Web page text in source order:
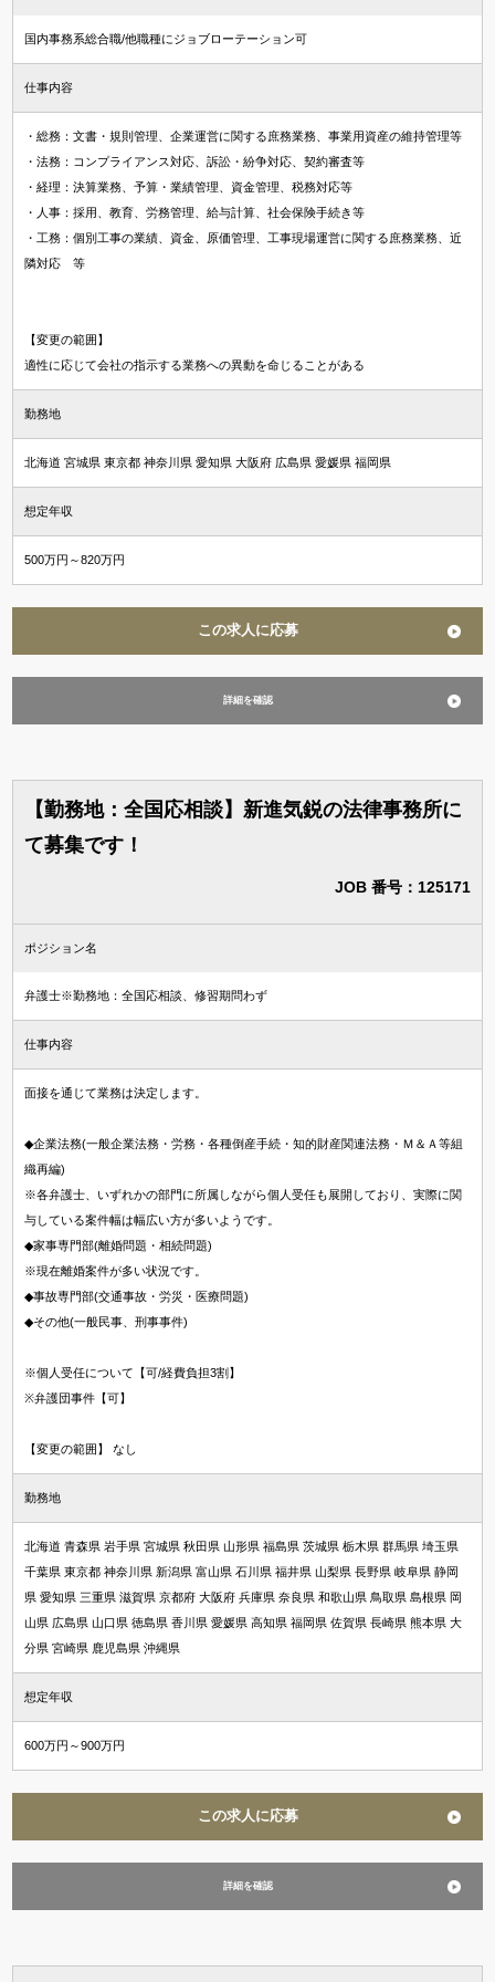
国内事務系総合職/他職種にジョブローテーション可
仕事内容
・総務：文書・規則管理、企業運営に関する庶務業務、事業用資産の維持管理等
・法務：コンプライアンス対応、訴訟・紛争対応、契約審査等
・経理：決算業務、予算・業績管理、資金管理、税務対応等
・人事：採用、教育、労務管理、給与計算、社会保険手続き等
・工務：個別工事の業績、資金、原価管理、工事現場運営に関する庶務業務、近
隣対応 等
【変更の範囲】
適性に応じて会社の指示する業務への異動を命じることがある
勤務地
北海道 宮城県 東京都 神奈川県 愛知県 大阪府 広島県 愛媛県 福岡県
想定年収
500万円～820万円
この求人に応募
詳細を確認
【勤務地：全国応相談】新進気鋭の法律事務所に
て募集です！
JOB 番号：125171
ポジション名
弁護士※勤務地：全国応相談、修習期問わず
仕事内容
面接を通じて業務は決定します。
◆企業法務(一般企業法務・労務・各種倒産手続・知的財産関連法務・Ｍ＆Ａ等組
織再編)
※各弁護士、いずれかの部門に所属しながら個人受任も展開しており、実際に関
与している案件幅は幅広い方が多いようです。
◆家事専門部(離婚問題・相続問題)
※現在離婚案件が多い状況です。
◆事故専門部(交通事故・労災・医療問題)
◆その他(一般民事、刑事事件)
※個人受任について【可/経費負担3割】
※弁護団事件【可】
【変更の範囲】 なし
勤務地
北海道 青森県 岩手県 宮城県 秋田県 山形県 福島県 茨城県 栃木県 群馬県 埼玉県
千葉県 東京都 神奈川県 新潟県 富山県 石川県 福井県 山梨県 長野県 岐阜県 静岡
県 愛知県 三重県 滋賀県 京都府 大阪府 兵庫県 奈良県 和歌山県 鳥取県 島根県 岡
山県 広島県 山口県 徳島県 香川県 愛媛県 高知県 福岡県 佐賀県 長崎県 熊本県 大
分県 宮崎県 鹿児島県 沖縄県
想定年収
600万円～900万円
この求人に応募
詳細を確認